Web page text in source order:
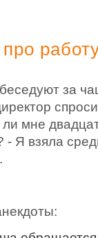
за
ли мне
- Я взяла